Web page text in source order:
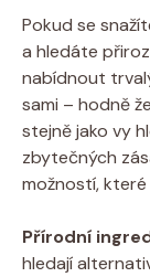
Pokud se
a hledáte
nabídnout
sami – hodně
stejně jako vy
zbytečných
možností,
Přírodní
hledají